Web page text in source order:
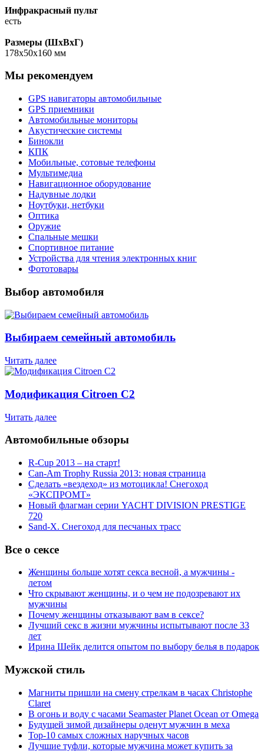
Инфракрасный пульт
есть
Размеры (ШхВхГ)
178x50x160 мм
Мы рекомендуем
GPS навигаторы автомобильные
GPS приемники
Автомобильные мониторы
Акустические системы
Бинокли
КПК
Мобильные, сотовые телефоны
Мультимедиа
Навигационное оборудование
Надувные лодки
Ноутбуки, нетбуки
Оптика
Оружие
Спальные мешки
Спортивное питание
Устройства для чтения электронных книг
Фототовары
Выбор автомобиля
Выбираем семейный автомобиль
Читать далее
Модификация Citroen С2
Читать далее
Автомобильные обзоры
R-Cup 2013 – на старт!
Can-Am Trophy Russia 2013: новая страница
Сделать «вездеход» из мотоцикла! Снегоход
«ЭКСПРОМТ»
Новый флагман серии YACHT DIVISION PRESTIGE
720
Sand-X. Снегоход для песчаных трасс
Все о сексе
Женщины больше хотят секса весной, а мужчины -
летом
Что скрывают женщины, и о чем не подозревают их
мужчины
Почему женщины отказывают вам в сексе?
Лучший секс в жизни мужчины испытывают после 33
лет
Ирина Шейк делится опытом по выбору белья в подарок
Мужской стиль
Магниты пришли на смену стрелкам в часах Christophe
Claret
В огонь и воду с часами Seamaster Planet Ocean от Omega
Будущей зимой дизайнеры оденут мужчин в меха
Top-10 самых сложных наручных часов
Лучшие туфли, которые мужчина может купить за